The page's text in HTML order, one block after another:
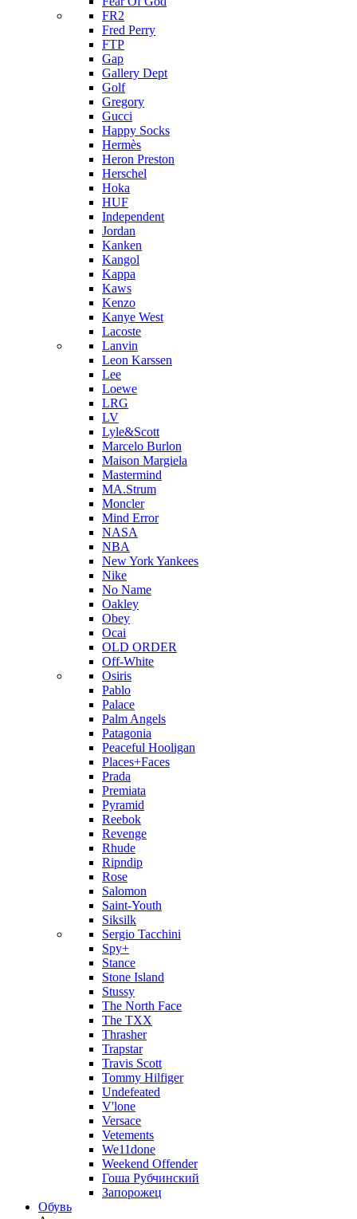
FR2
Fred Perry
FTP
Gap
Gallery Dept
Golf
Gregory
Gucci
Happy Socks
Hermès
Heron Preston
Hersсhel
Hoka
HUF
Independent
Jordan
Kanken
Kangol
Kappa
Kaws
Kenzo
Kanye West
Lacoste
Lanvin
Leon Karssen
Lee
Loewe
LRG
LV
Lyle&Scott
Marcelo Burlon
Maison Margiela
Mastermind
MA.Strum
Moncler
Mind Error
NASA
NBA
New York Yankees
Nike
No Name
Oakley
Obey
Ocai
OLD ORDER
Off-White
Osiris
Pablo
Palace
Palm Angels
Patagonia
Peaceful Hooligan
Places+Faces
Prada
Premiata
Pyramid
Reebok
Revenge
Rhude
Ripndip
Rose
Salomon
Saint-Youth
Siksilk
Sergio Tacchini
Spy+
Stance
Stone Island
Stussy
The North Face
The TXX
Thrasher
Trapstar
Travis Scott
Tommy Hilfiger
Undefeated
V'lone
Versace
Vetements
We11done
Weekend Offender
Гоша Рубчинский
Запорожец
Обувь